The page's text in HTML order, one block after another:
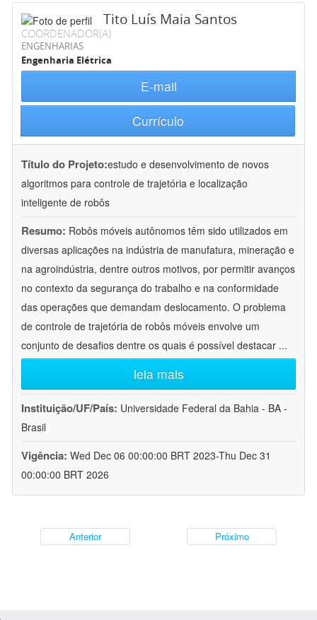
Tito Luís Maia Santos
COORDENADOR(A)
ENGENHARIAS
Engenharia Elétrica
E-mail
Currículo
Título do Projeto:estudo e desenvolvimento de novos
algoritmos para controle de trajetória e localização
inteligente de robôs
Resumo: Robôs móveis autônomos têm sido utilizados em
diversas aplicações na indústria de manufatura, mineração e
na agroindústria, dentre outros motivos, por permitir avanços
no contexto da segurança do trabalho e na conformidade
das operações que demandam deslocamento. O problema
de controle de trajetória de robôs móveis envolve um
conjunto de desafios dentre os quais é possível destacar ...
leia mais
Instituição/UF/País: Universidade Federal da Bahia - BA -
Brasil
Vigência: Wed Dec 06 00:00:00 BRT 2023-Thu Dec 31
00:00:00 BRT 2026
Anterior Próximo